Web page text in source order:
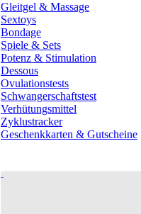
Gleitgel & Massage
Sextoys
Bondage
Spiele & Sets
Potenz & Stimulation
Dessous
Ovulationstests
Schwangerschaftstest
Verhütungsmittel
Zyklustracker
Geschenkkarten & Gutscheine